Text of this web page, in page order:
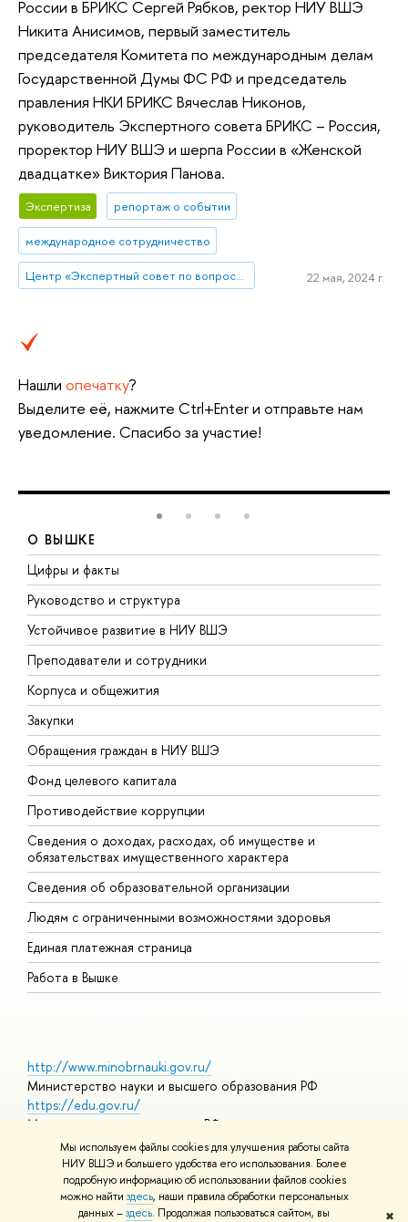
Мы используем файлы cookies для улучшения работы сайта
НИУ ВШЭ и большего удобства его использования. Более
подробную информацию об использовании файлов cookies
можно найти здесь, наши правила обработки персональных
данных –здесь. Продолжая пользоваться сайтом, вы ✖
России в БРИКС Сергей Рябков, ректор НИУ ВШЭ
Никита Анисимов, первый заместитель
председателя Комитета по международным делам
Государственной Думы ФС РФ и председатель
правления НКИ БРИКС Вячеслав Никонов,
руководитель Экспертного совета БРИКС – Россия,
проректор НИУ ВШЭ и шерпа России в «Женской
двадцатке» Виктория Панова.
Экспертиза репортаж о событии
международное сотрудничество
Центр «Экспертный совет по вопросам участия Российской Федерации в объединении БРИКС» 22 мая, 2024 г.
Нашли опечатку?
Выделите её, нажмите Ctrl+Enter и отправьте нам
уведомление. Спасибо за участие!
О ВЫШКЕ
Цифры и факты
Руководство и структура
Устойчивое развитие в НИУ ВШЭ
Преподаватели и сотрудники
Корпуса и общежития
Закупки
Обращения граждан в НИУ ВШЭ
Фонд целевого капитала
Противодействие коррупции
Сведения о доходах, расходах, об имуществе и
обязательствах имущественного характера
Сведения об образовательной организации
Людям с ограниченными возможностями здоровья
Единая платежная страница
Работа в Вышке
http://www.minobrnauki.gov.ru/
Министерство науки и высшего образования РФ
https://edu.gov.ru/
Министерство просвещения РФ
https://elearning.hse.ru/mooc
Массовые открытые онлайн-курсы
© НИУ ВШЭ 1993–2026 Адреса и контактыУсловия